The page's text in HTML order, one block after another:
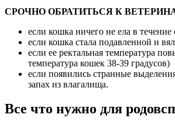
СРОЧНО ОБРАТИТЬСЯ К
если кошка ничего не ела в течение
если кошка стала подавленной и
если ее ректальная температура
температура кошек 38-39 градусов)
если появились странные
запах из влагалища.
Все что нужно для